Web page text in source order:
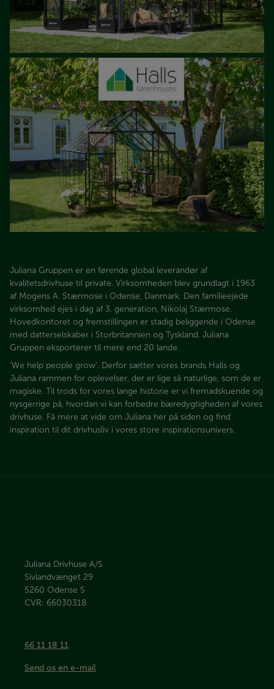
Juliana Gruppen er en førende global leverandør af
kvalitetsdrivhuse til private. Virksomheden blev grundlagt i 1963
af Mogens A. Stærmose i Odense, Danmark. Den familieejede
virksomhed ejes i dag af 3. generation, Nikolaj Stærmose.
Hovedkontoret og fremstillingen er stadig beliggende i Odense
med datterselskaber i Storbritannien og Tyskland. Juliana
Gruppen eksporterer til mere end 20 lande.
’We help people grow’. Derfor sætter vores brands Halls og
Juliana rammen for oplevelser, der er lige så naturlige, som de er
magiske. Til trods for vores lange historie er vi fremadskuende og
nysgerrige på, hvordan vi kan forbedre bæredygtigheden af vores
drivhuse. Få mere at vide om Juliana her på siden og find
inspiration til dit drivhusliv i vores store inspirationsunivers.
Juliana Drivhuse A/S
Sivlandvænget 29
5260 Odense S
CVR: 66030318
66 11 18 11
Send os en e-mail